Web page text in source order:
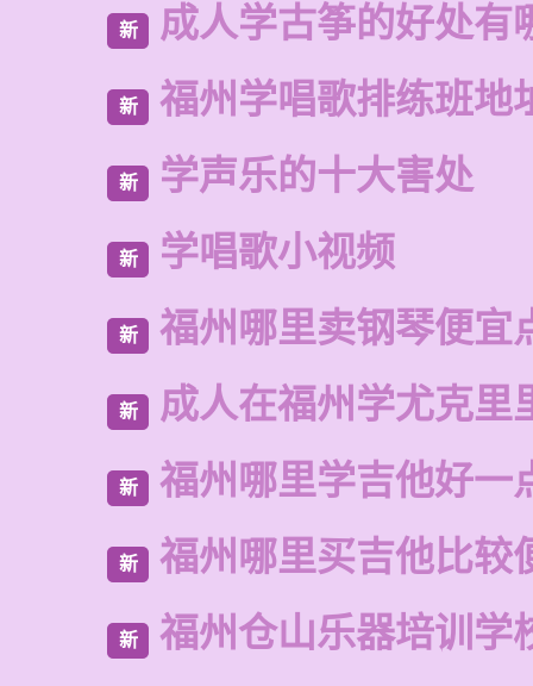
新 成人学古筝的好处有
新 福州学唱歌排练班地
新 学声乐的十大害处
新 学唱歌小视频
新 福州哪里卖钢琴便宜
新 成人在福州学尤克里
新 福州哪里学吉他好一
新 福州哪里买吉他比较
新 福州仓山乐器培训学